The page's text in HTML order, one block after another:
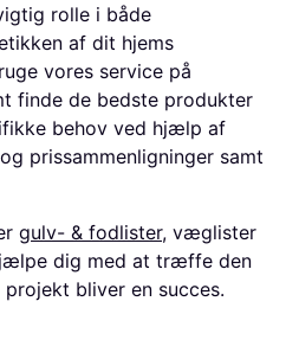
rolle i både
af dit hjems
vores service på
finde de bedste produkter
behov ved hjælp af
prissammenligninger samt
gulv- & fodlister, væglister
dig med at træffe den
bliver en succes.